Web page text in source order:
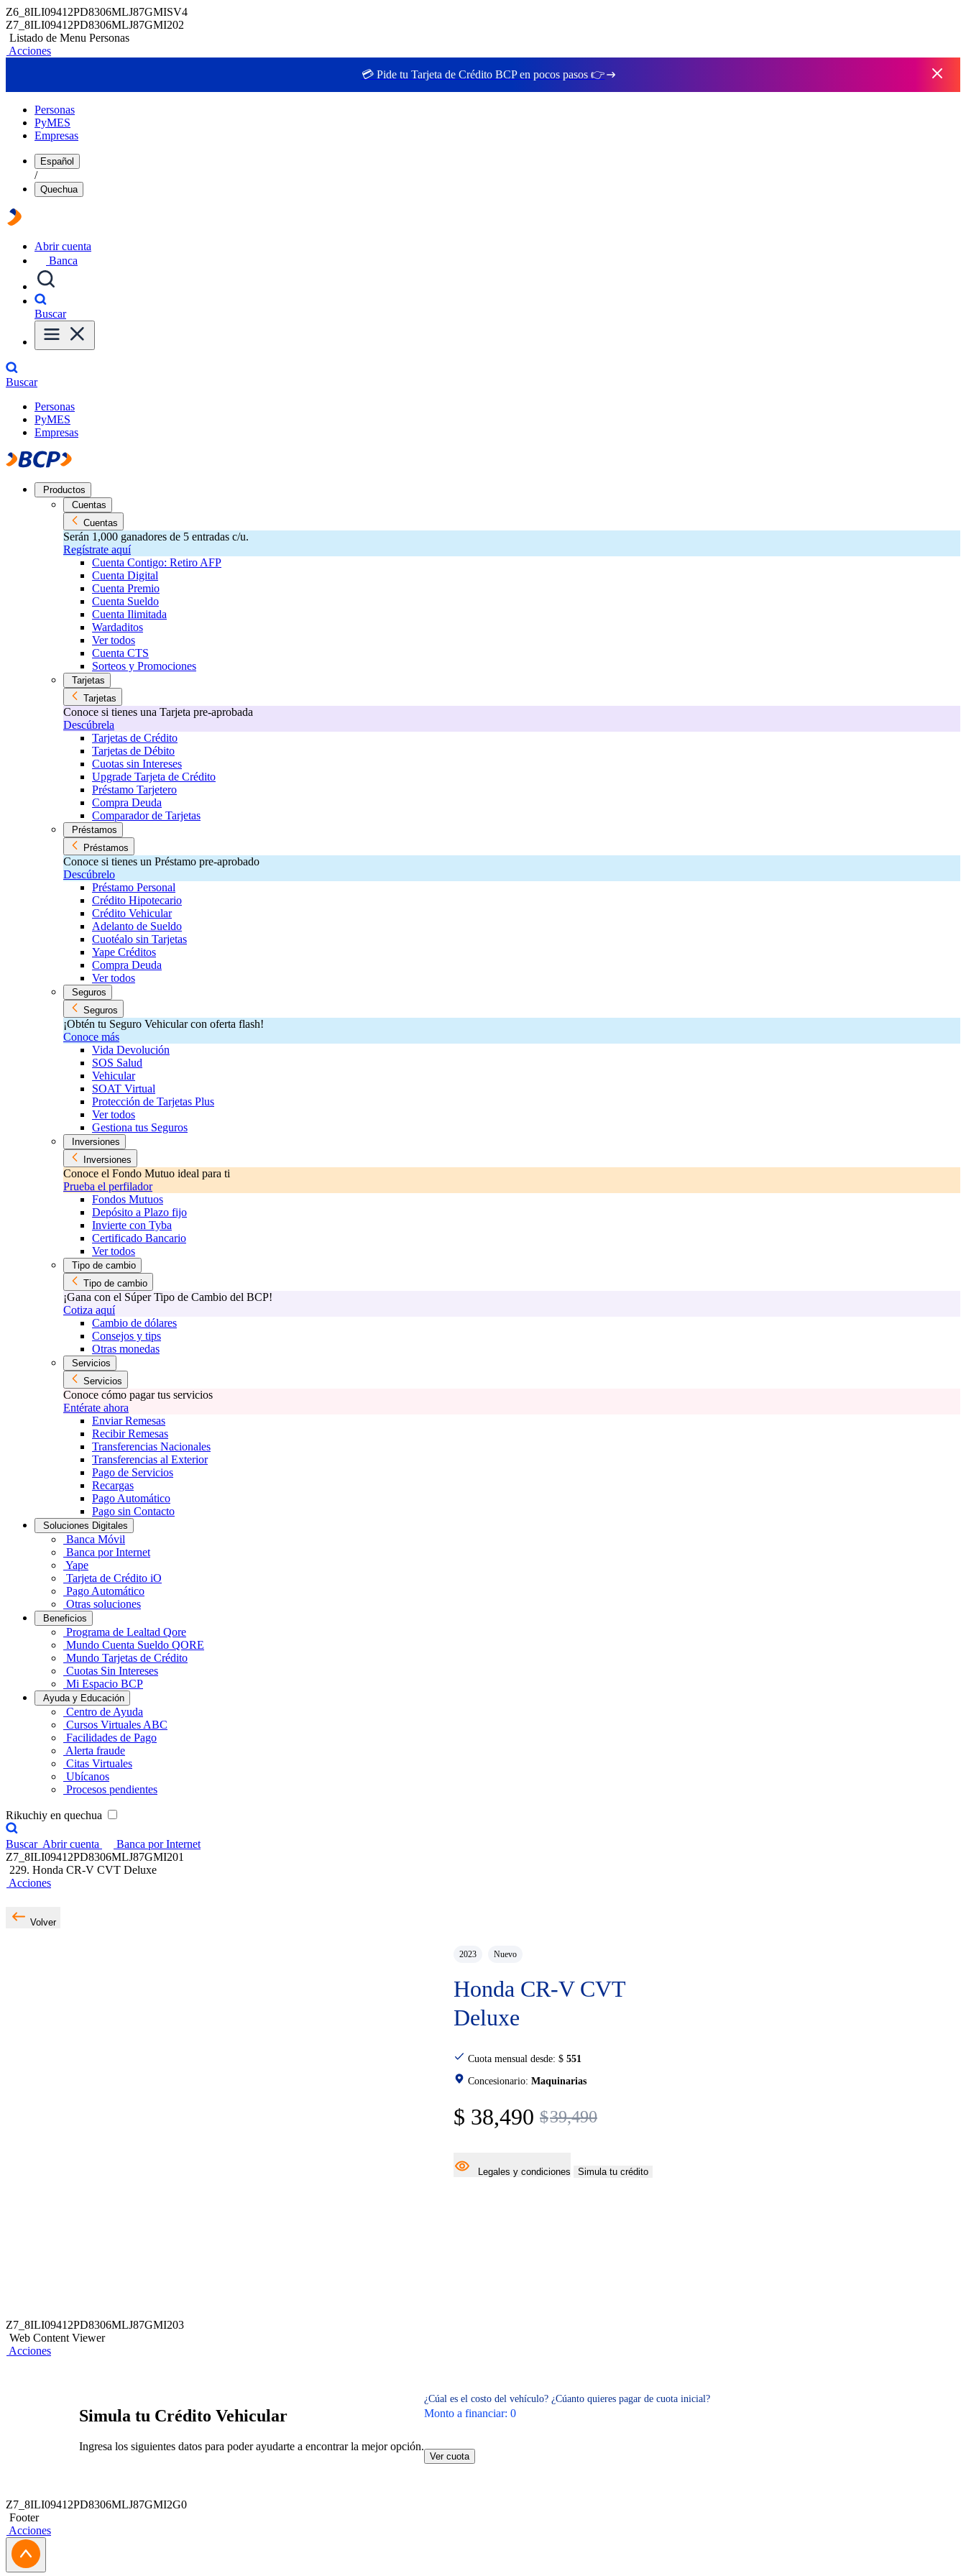
Z6_8ILI09412PD8306MLJ87GMISV4
Z7_8ILI09412PD8306MLJ87GMI202
Listado de Menu Personas
Acciones
💳 Pide tu Tarjeta de Crédito BCP en pocos pasos 👉
Personas
PyMES
Empresas
Español
/
Quechua
Abrir cuenta
Banca
Buscar
Buscar
Personas
PyMES
Empresas
Productos
Cuentas
Cuentas
Serán 1,000 ganadores de 5 entradas c/u.
Regístrate aquí
Cuenta Contigo: Retiro AFP
Cuenta Digital
Cuenta Premio
Cuenta Sueldo
Cuenta Ilimitada
Wardaditos
Ver todos
Cuenta CTS
Sorteos y Promociones
Tarjetas
Tarjetas
Conoce si tienes una Tarjeta pre-aprobada
Descúbrela
Tarjetas de Crédito
Tarjetas de Débito
Cuotas sin Intereses
Upgrade Tarjeta de Crédito
Préstamo Tarjetero
Compra Deuda
Comparador de Tarjetas
Préstamos
Préstamos
Conoce si tienes un Préstamo pre-aprobado
Descúbrelo
Préstamo Personal
Crédito Hipotecario
Crédito Vehicular
Adelanto de Sueldo
Cuotéalo sin Tarjetas
Yape Créditos
Compra Deuda
Ver todos
Seguros
Seguros
¡Obtén tu Seguro Vehicular con oferta flash!
Conoce más
Vida Devolución
SOS Salud
Vehicular
SOAT Virtual
Protección de Tarjetas Plus
Ver todos
Gestiona tus Seguros
Inversiones
Inversiones
Conoce el Fondo Mutuo ideal para ti
Prueba el perfilador
Fondos Mutuos
Depósito a Plazo fijo
Invierte con Tyba
Certificado Bancario
Ver todos
Tipo de cambio
Tipo de cambio
¡Gana con el Súper Tipo de Cambio del BCP!
Cotiza aquí
Cambio de dólares
Consejos y tips
Otras monedas
Servicios
Servicios
Conoce cómo pagar tus servicios
Entérate ahora
Enviar Remesas
Recibir Remesas
Transferencias Nacionales
Transferencias al Exterior
Pago de Servicios
Recargas
Pago Automático
Pago sin Contacto
Soluciones Digitales
Banca Móvil
Banca por Internet
Yape
Tarjeta de Crédito iO
Pago Automático
Otras soluciones
Beneficios
Programa de Lealtad Qore
Mundo Cuenta Sueldo QORE
Mundo Tarjetas de Crédito
Cuotas Sin Intereses
Mi Espacio BCP
Ayuda y Educación
Centro de Ayuda
Cursos Virtuales ABC
Facilidades de Pago
Alerta fraude
Citas Virtuales
Ubícanos
Procesos pendientes
Rikuchiy en quechua
Buscar Abrir cuenta
Banca por Internet
Z7_8ILI09412PD8306MLJ87GMI201
229. Honda CR-V CVT Deluxe
Acciones
Volver
2023 Nuevo
Honda CR-V CVT
Deluxe
Cuota mensual desde: $ 551
Concesionario: Maquinarias
$ 38,490 $39,490
Legales y condiciones Simula tu crédito
Z7_8ILI09412PD8306MLJ87GMI203
Web Content Viewer
Acciones
Simula tu Crédito Vehicular
Ingresa los siguientes datos para poder ayudarte a encontrar la mejor opción.
¿Cúal es el costo del vehículo? ¿Cúanto quieres pagar de cuota inicial?
Monto a financiar: 0
Ver cuota
Z7_8ILI09412PD8306MLJ87GMI2G0
Footer
Acciones